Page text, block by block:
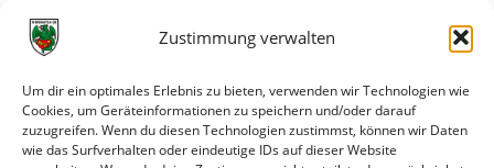
Zustimmung verwalten
Um dir ein optimales Erlebnis zu bieten, verwenden wir Technologien wie
Cookies, um Geräteinformationen zu speichern und/oder darauf
zuzugreifen. Wenn du diesen Technologien zustimmst, können wir Daten
wie das Surfverhalten oder eindeutige IDs auf dieser Website
Info
9. Spieltag
Siemann – Tecl, Rostami (48. Westerhout), Ludwig,
Klee, Raiß, Busch, Dexler, Garcia Merino, Seebach,
Fugarese.